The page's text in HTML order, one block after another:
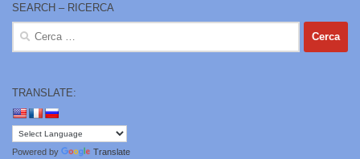
SEARCH – RICERCA
Ricerca
TRANSLATE:
Powered by Translate